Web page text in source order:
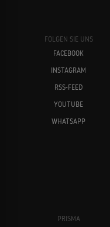
FOLGEN SIE UNS
FACEBOOK
INSTAGRAM
RSS-FEED
YOUTUBE
WHATSAPP
PRISMA